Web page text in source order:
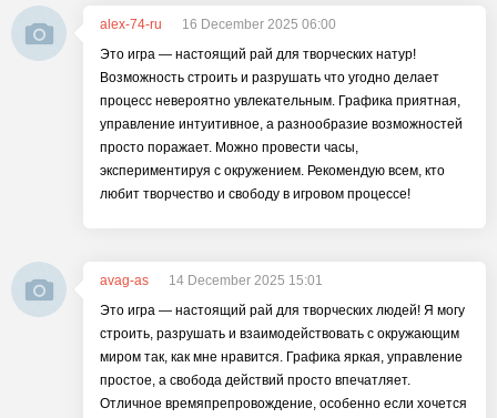
alex-74-ru
16 December 2025 06:00
Это игра — настоящий рай для творческих натур!
Возможность строить и разрушать что угодно делает
процесс невероятно увлекательным. Графика приятная,
управление интуитивное, а разнообразие возможностей
просто поражает. Можно провести часы,
экспериментируя с окружением. Рекомендую всем, кто
любит творчество и свободу в игровом процессе!
avag-as
14 December 2025 15:01
Это игра — настоящий рай для творческих людей! Я могу
строить, разрушать и взаимодействовать с окружающим
миром так, как мне нравится. Графика яркая, управление
простое, а свобода действий просто впечатляет.
Отличное времяпрепровождение, особенно если хочется